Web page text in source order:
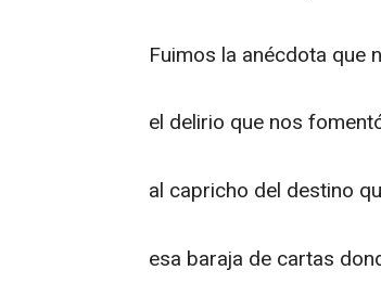
Fuimos la anécdota que
el delirio que nos
al capricho del destino
esa baraja de cartas